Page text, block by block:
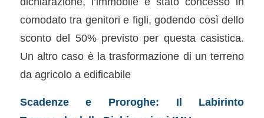
comodato tra genitori e figli, godendo così dello
sconto del 50% previsto per questa casistica.
Un altro caso è la trasformazione di un terreno
da agricolo a edificabile
Scadenze e Proroghe: Il Labirinto